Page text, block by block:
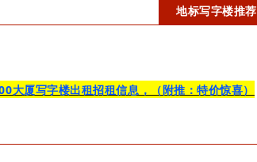
地标写字楼推荐
大厦写字楼出租招租信息，（附推：特价惊喜）